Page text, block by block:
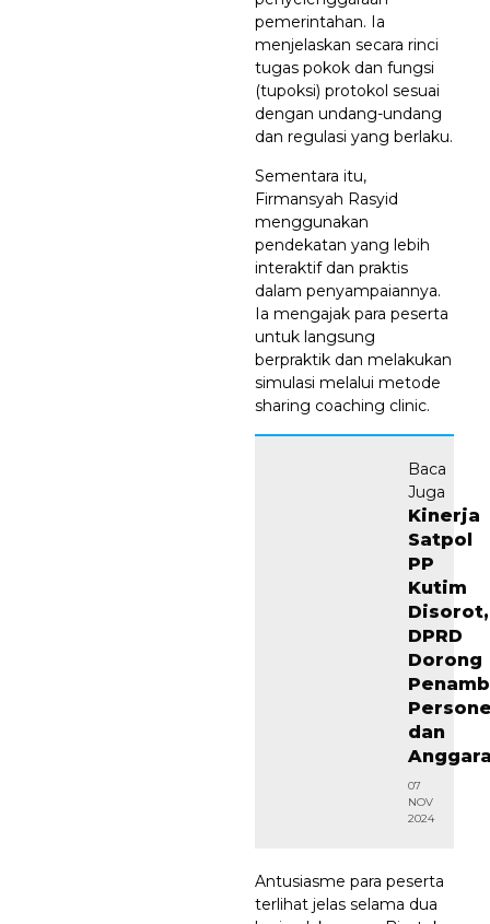
pemerintahan. Ia
menjelaskan secara rinci
tugas pokok dan fungsi
(tupoksi) protokol sesuai
dengan undang-undang
dan regulasi yang berlaku.
Sementara itu,
Firmansyah Rasyid
menggunakan
pendekatan yang lebih
interaktif dan praktis
dalam penyampaiannya.
Ia mengajak para peserta
untuk langsung
berpraktik dan melakukan
simulasi melalui metode
sharing coaching clinic.
Baca
Juga
Kinerja
Satpol
PP
Kutim
Disorot,
DPRD
Dorong
dan
07
NOV
2024
Antusiasme para peserta
terlihat jelas selama dua